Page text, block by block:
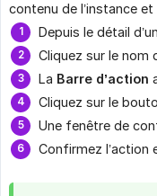
contenu de l’instance
Depuis le détail d’un
Cliquez sur le nom
La Barre d’action
Cliquez sur le
Une fenêtre de
Confirmez l’action